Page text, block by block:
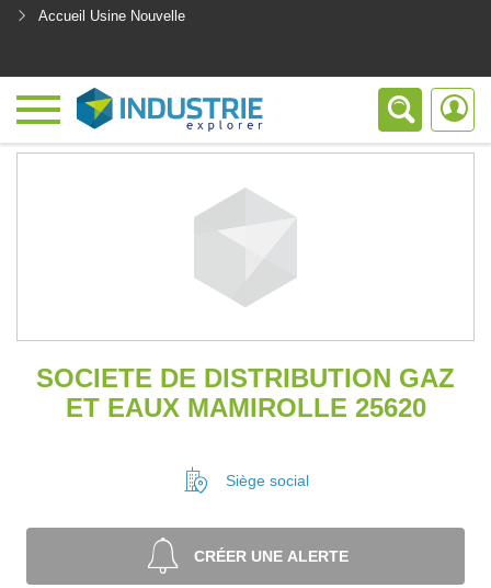
Accueil Usine Nouvelle
SOCIETE DE DISTRIBUTION GAZ
ET EAUX MAMIROLLE 25620
Siège social
CRÉER UNE ALERTE